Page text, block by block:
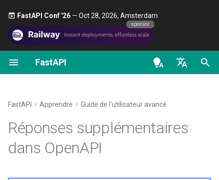
FastAPI Conf '26— Oct 28, 2026, Amsterdam 🎤
sponsor
FastAPI
de - Deutsch
es - español
Démarrer
Corps de la requête
Utiliser des classes
Sous-dépendances
Gérer les dépendances
Sécurité - Premiers pas
Password et Bearer
Réponse supplémentaire avec
Types de médias
principale
Combiner les informations
Scopes OAuth2
À propos des versions de
FastAPI Cloud
À propos de HTTPS
Exécuter un serveur
Général - Guides pratiques -
Migrer de Pydantic v1 à
GraphQL
FastAPI class
UploadFile class
OpenAPI docs
FastAPI People
Translations
Alternatives, inspiration et
Histoire, conception et avenir
Tests de performance
Repository Management
FastAPI Apprendre Guide de l'utilisateur avancé
Réponses supplémentaires
dans OpenAPI